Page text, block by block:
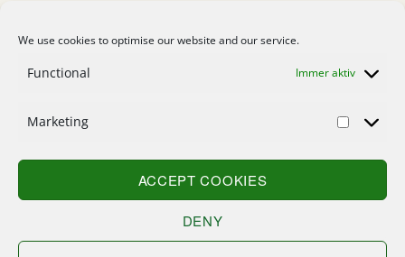
We use cookies to optimise our website and our service.
Functional Immer aktiv
Marketing
ACCEPT COOKIES
DENY
Suche